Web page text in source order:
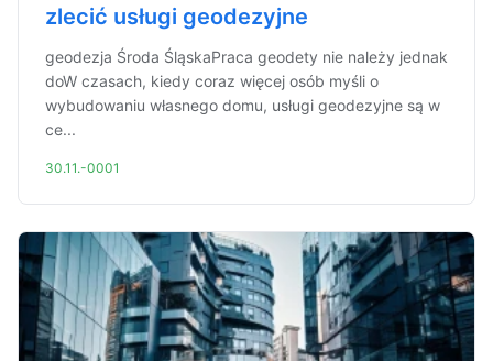
zlecić usługi geodezyjne
geodezja Środa ŚląskaPraca geodety nie należy jednak
doW czasach, kiedy coraz więcej osób myśli o
wybudowaniu własnego domu, usługi geodezyjne są w
ce...
30.11.-0001